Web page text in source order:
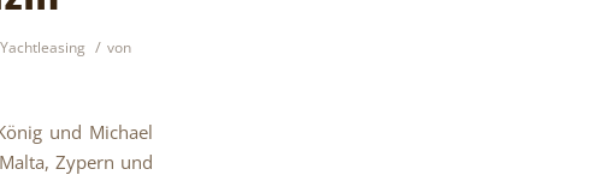
Yachtleasing / von
und Michael
Zypern und